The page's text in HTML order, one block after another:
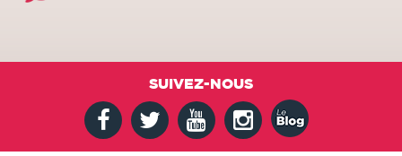
SUIVEZ-NOUS